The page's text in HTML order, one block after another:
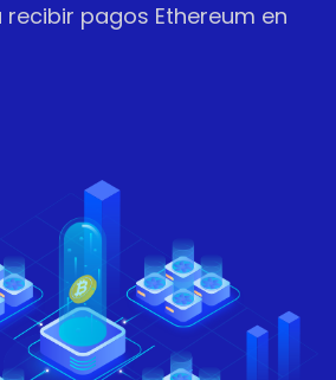
recibir pagos Ethereum en